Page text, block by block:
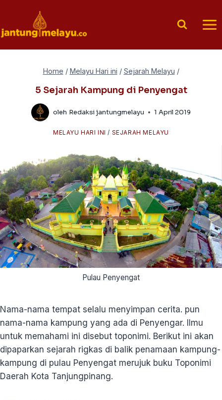
content
Home / Melayu Hari ini / Sejarah Melayu /
5 Sejarah Kampung di Penyengat
oleh Redaksi jantungmelayu 1 April 2019
MELAYU HARI INI / SEJARAH MELAYU
Pulau Penyengat
Nama-nama tempat selalu menyimpan cerita. pun
nama-nama kampung yang ada di Penyengar. Ilmu
untuk memahami ini disebut toponimi. Berikut ini akan
dipaparkan sejarah rigkas di balik penamaan kampung-
kampung di pulau Penyengat merujuk buku Toponimi
Daerah Kota Tanjungpinang.